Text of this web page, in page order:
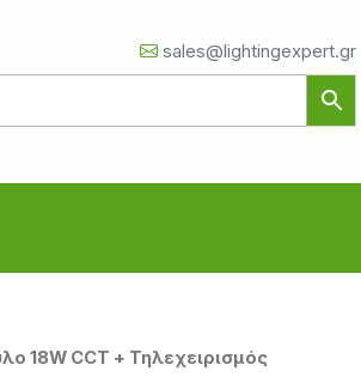
sales@lightingexpert.gr
18W CCT + Τηλεχειρισμός